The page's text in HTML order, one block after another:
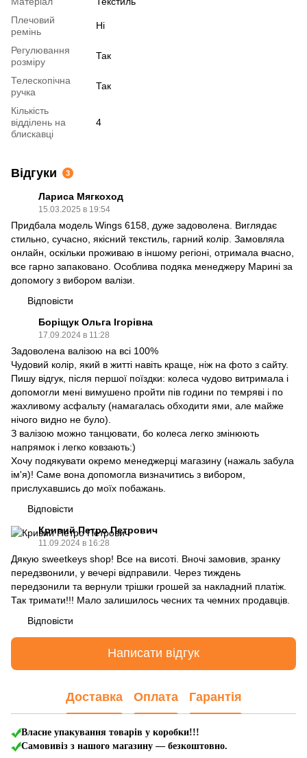
Плечовий
ремінь
Ні
Регулювання
розміру
Так
Телескопічна
ручка
Так
Кількість
відділень на
блискавці
4
Відгуки 3
Лариса Мягкоход
15.03.2025 в 19:54
Придбала модель Wings 6158, дуже задоволена. Виглядає
стильно, сучасно, якісний текстиль, гарний колір. Замовляла
онлайн, оскільки проживаю в іншому регіоні, отримала вчасно,
все гарно запаковано. Особлива подяка менеджеру Марині за
допомогу з вибором валізи.
Відповісти
Боріщук Ольга Ігорівна
17.09.2024 в 11:28
Задоволена валізою на всі 100%
Чудовий колір, який в житті навіть краще, ніж на фото з сайту.
Пишу відгук, після першої поїздки: колеса чудово витримала і
допомогли мені вимушено пройти пів години по темряві і по
жахливому асфальту (намагалась обходити ями, але майже
нічого видно не було).
З валізою можно танцювати, бо колеса легко змінюють
напрямок і легко ковзають:)
Хочу подякувати окремо менеджерці магазину (нажаль забула
ім'я)! Саме вона допомогла визначитись з вибором,
прислухавшись до моїх побажань.
Відповісти
Кривий Петро Петрович
11.09.2024 в 16:28
Дякую sweetkeys shop! Все на висоті. Вночі замовив, зранку
передзвонили, у вечері відправили. Через тиждень
передзонили та вернули трішки грошей за накладний платіж.
Так тримати!!! Мало залишилось чесних та чемних продавців.
Відповісти
Написати відгук
Доставка Оплата Гарантія
Власне упакування товарів у коробки!!!
Самовивіз з нашого магазину — безкоштовно.